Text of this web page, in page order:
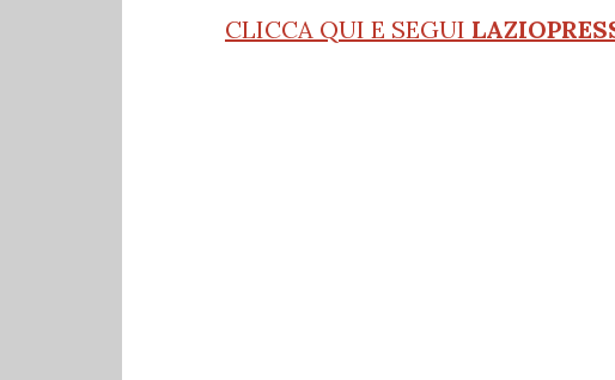
CLICCA QUI E SEGUI